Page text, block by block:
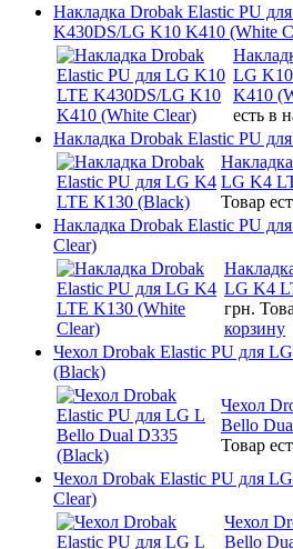
Накладка Drobak Elastic PU
K430DS/LG K10 K410 (White
LG
K410
есть в
Накладка Drobak Elastic PU
LG K4
Товар
Накладка Drobak Elastic PU
Clear)
LG K4
грн.
корзину
Чехол Drobak Elastic PU для
(Black)
Чехол
Bello
Товар
Чехол Drobak Elastic PU для
Clear)
Чехол
Bello